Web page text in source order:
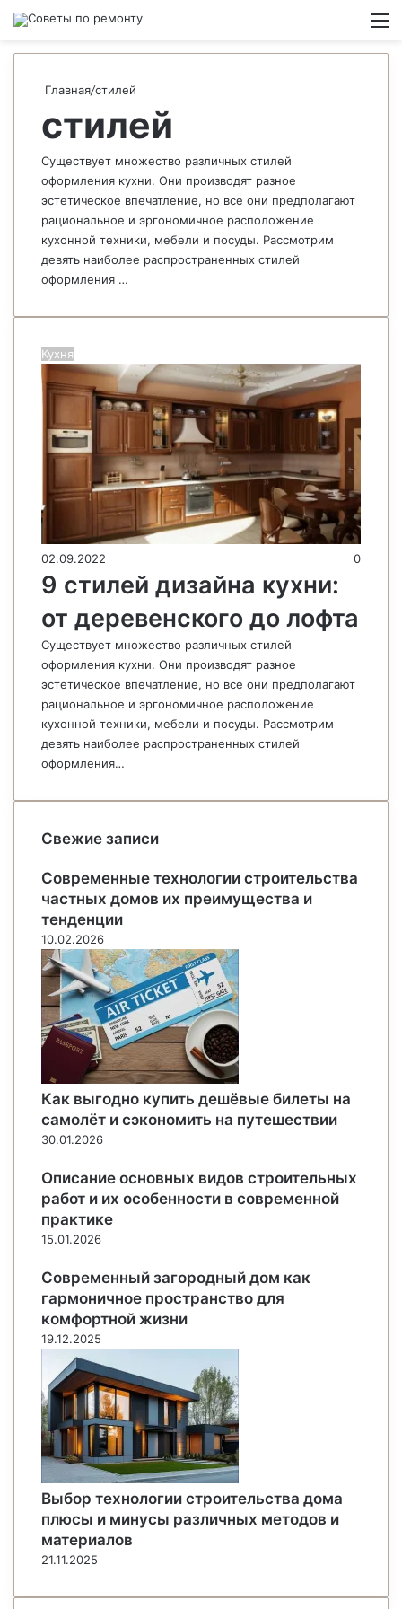
Главная/стилей
стилей
Существует множество различных стилей
оформления кухни. Они производят разное
эстетическое впечатление, но все они предполагают
рациональное и эргономичное расположение
кухонной техники, мебели и посуды. Рассмотрим
девять наиболее распространенных стилей
оформления …
Кухня
02.09.2022 0
9 стилей дизайна кухни:
от деревенского до лофта
Существует множество различных стилей
оформления кухни. Они производят разное
эстетическое впечатление, но все они предполагают
рациональное и эргономичное расположение
кухонной техники, мебели и посуды. Рассмотрим
девять наиболее распространенных стилей
оформления…
Свежие записи
Современные технологии строительства
частных домов их преимущества и
тенденции
10.02.2026
Как выгодно купить дешёвые билеты на
самолёт и сэкономить на путешествии
30.01.2026
Описание основных видов строительных
работ и их особенности в современной
практике
15.01.2026
Современный загородный дом как
гармоничное пространство для
комфортной жизни
19.12.2025
Выбор технологии строительства дома
плюсы и минусы различных методов и
материалов
21.11.2025